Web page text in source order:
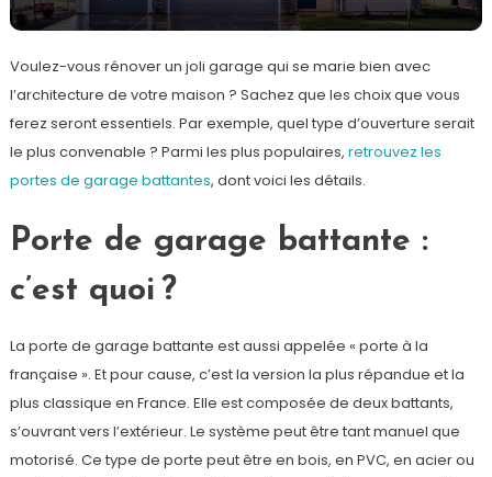
Voulez-vous rénover un joli garage qui se marie bien avec
l’architecture de votre maison ? Sachez que les choix que vous
ferez seront essentiels. Par exemple, quel type d’ouverture serait
le plus convenable ? Parmi les plus populaires, retrouvez les
portes de garage battantes, dont voici les détails.
Porte de garage battante :
c’est quoi ?
La porte de garage battante est aussi appelée « porte à la
française ». Et pour cause, c’est la version la plus répandue et la
plus classique en France. Elle est composée de deux battants,
s’ouvrant vers l’extérieur. Le système peut être tant manuel que
motorisé. Ce type de porte peut être en bois, en PVC, en acier ou